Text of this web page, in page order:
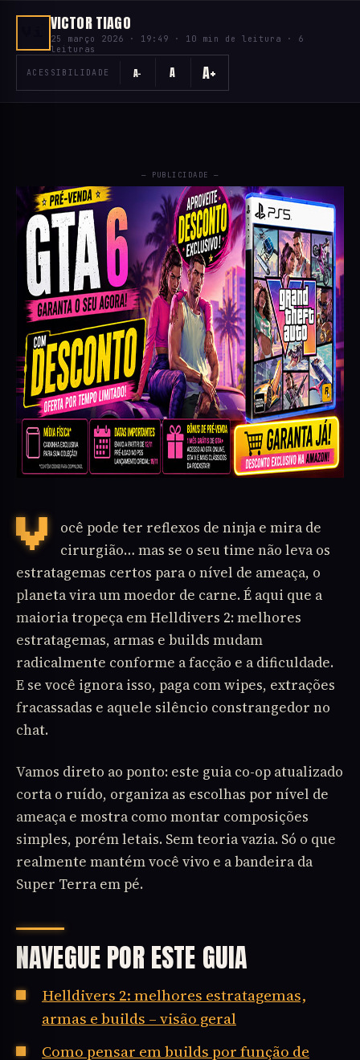
VICTOR TIAGO
25 março 2026 · 19:49 · 10 min de leitura · 6
leituras
ACESSIBILIDADE A− A A+
— PUBLICIDADE —
Você pode ter reflexos de ninja e mira de cirurgião… mas se o seu time não leva os
estratagemas certos para o nível de ameaça, o
planeta vira um moedor de carne. É aqui que a
maioria tropeça em Helldivers 2: melhores
estratagemas, armas e builds mudam
radicalmente conforme a facção e a dificuldade.
E se você ignora isso, paga com wipes, extrações
fracassadas e aquele silêncio constrangedor no
chat.
Vamos direto ao ponto: este guia co-op atualizado
corta o ruído, organiza as escolhas por nível de
ameaça e mostra como montar composições
simples, porém letais. Sem teoria vazia. Só o que
realmente mantém você vivo e a bandeira da
Super Terra em pé.
NAVEGUE POR ESTE GUIA
Helldivers 2: melhores estratagemas,
armas e builds – visão geral
Como pensar em builds por função de